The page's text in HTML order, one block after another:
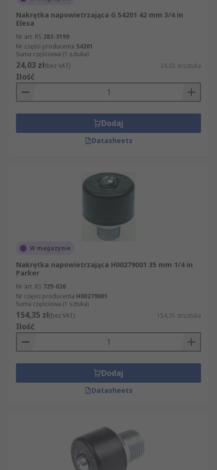
Nakrętka napowietrzająca G 54201 42 mm 3/4 in
Elesa
Nr art. RS 283-3199
Nr części producenta 54201
Suma częściowa (1 sztuka)
24,03 zł(bez VAT) 24,03 zł/sztuka
Ilość
Dodaj
Datasheets
W magazynie
Nakrętka napowietrzająca H00279001 35 mm 1/4 in
Parker
Nr art. RS 729-026
Nr części producenta H00279001
Suma częściowa (1 sztuka)
154,35 zł(bez VAT) 154,35 zł/sztuka
Ilość
Dodaj
Datasheets